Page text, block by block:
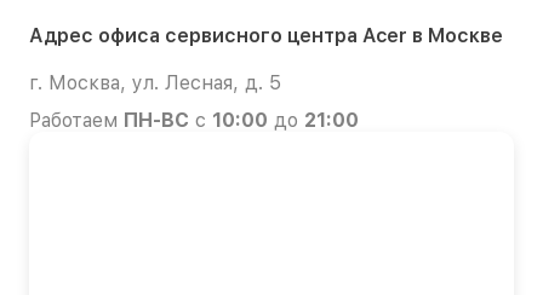
Адрес офиса сервисного центра Acer в Москве
г. Москва, ул. Лесная, д. 5
Работаем ПН-ВС с 10:00 до 21:00